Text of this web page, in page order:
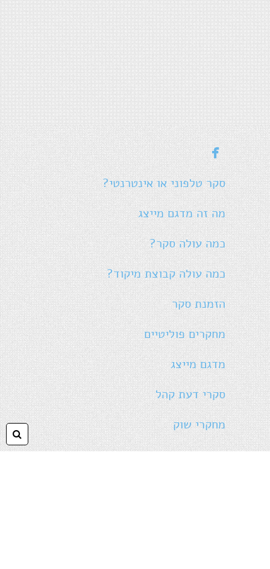

סקר טלפוני או אינטרנטי?
מה זה מדגם מייצג
כמה עולה סקר?
כמה עולה קבוצת מיקוד?
הזמנת סקר
מחקרים פוליטיים
מדגם מייצג
סקרי דעת קהל
מחקרי שוק
קבוצות מיקוד